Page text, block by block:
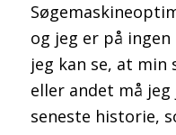
og jeg er på
jeg kan se, at
eller andet må
seneste historie,